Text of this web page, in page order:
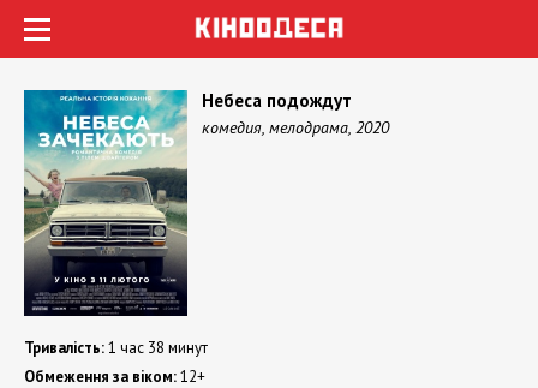
Небеса подождут
комедия, мелодрама, 2020
Тривалість:1 час 38 минут
Обмеження за віком:12+